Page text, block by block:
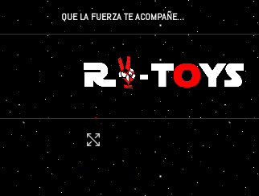
QUE LA FUERZA TE ACOMPAÑE…
Click to enlarge